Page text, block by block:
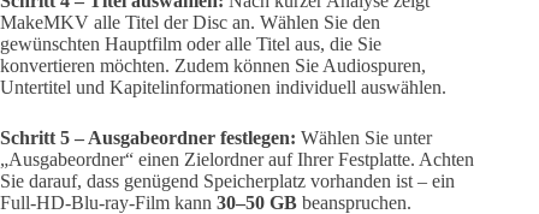
MakeMKV alle Titel der Disc an. Wählen Sie den
gewünschten Hauptfilm oder alle Titel aus, die Sie
konvertieren möchten. Zudem können Sie Audiospuren,
Untertitel und Kapitelinformationen individuell auswählen.
Schritt 5 – Ausgabeordner festlegen: Wählen Sie unter
„Ausgabeordner“ einen Zielordner auf Ihrer Festplatte. Achten
Sie darauf, dass genügend Speicherplatz vorhanden ist – ein
Full-HD-Blu-ray-Film kann 30–50 GB beanspruchen.